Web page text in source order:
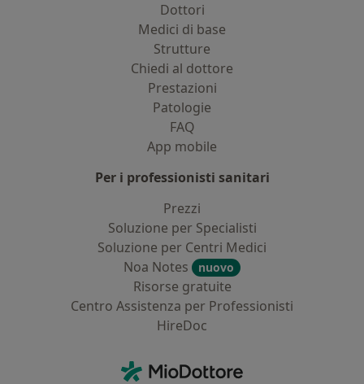
Dottori
Medici di base
Strutture
Chiedi al dottore
Prestazioni
Patologie
FAQ
App mobile
Per i professionisti sanitari
Prezzi
Soluzione per Specialisti
Soluzione per Centri Medici
Noa Notes
nuovo
Risorse gratuite
Centro Assistenza per Professionisti
HireDoc
MioDottore - Homepage